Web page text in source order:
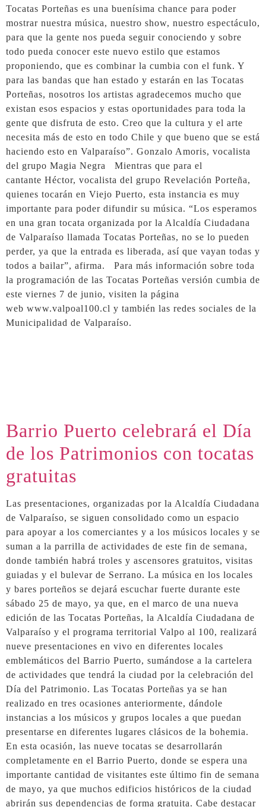
Tocatas Porteñas es una buenísima chance para poder
mostrar nuestra música, nuestro show, nuestro espectáculo,
para que la gente nos pueda seguir conociendo y sobre
todo pueda conocer este nuevo estilo que estamos
proponiendo, que es combinar la cumbia con el funk. Y
para las bandas que han estado y estarán en las Tocatas
Porteñas, nosotros los artistas agradecemos mucho que
existan esos espacios y estas oportunidades para toda la
gente que disfruta de esto. Creo que la cultura y el arte
necesita más de esto en todo Chile y que bueno que se está
haciendo esto en Valparaíso”. Gonzalo Amoris, vocalista
del grupo Magia Negra Mientras que para el
cantante Héctor, vocalista del grupo Revelación Porteña,
quienes tocarán en Viejo Puerto, esta instancia es muy
importante para poder difundir su música. “Los esperamos
en una gran tocata organizada por la Alcaldía Ciudadana
de Valparaíso llamada Tocatas Porteñas, no se lo pueden
perder, ya que la entrada es liberada, así que vayan todas y
todos a bailar”, afirma. Para más información sobre toda
la programación de las Tocatas Porteñas versión cumbia de
este viernes 7 de junio, visiten la página
web www.valpoal100.cl y también las redes sociales de la
Municipalidad de Valparaíso.
Barrio Puerto celebrará el Día
de los Patrimonios con tocatas
gratuitas
Las presentaciones, organizadas por la Alcaldía Ciudadana
de Valparaíso, se siguen consolidado como un espacio
para apoyar a los comerciantes y a los músicos locales y se
suman a la parrilla de actividades de este fin de semana,
donde también habrá troles y ascensores gratuitos, visitas
guiadas y el bulevar de Serrano. La música en los locales
y bares porteños se dejará escuchar fuerte durante este
sábado 25 de mayo, ya que, en el marco de una nueva
edición de las Tocatas Porteñas, la Alcaldía Ciudadana de
Valparaíso y el programa territorial Valpo al 100, realizará
nueve presentaciones en vivo en diferentes locales
emblemáticos del Barrio Puerto, sumándose a la cartelera
de actividades que tendrá la ciudad por la celebración del
Día del Patrimonio. Las Tocatas Porteñas ya se han
realizado en tres ocasiones anteriormente, dándole
instancias a los músicos y grupos locales a que puedan
presentarse en diferentes lugares clásicos de la bohemia.
En esta ocasión, las nueve tocatas se desarrollarán
completamente en el Barrio Puerto, donde se espera una
importante cantidad de visitantes este último fin de semana
de mayo, ya que muchos edificios históricos de la ciudad
abrirán sus dependencias de forma gratuita. Cabe destacar